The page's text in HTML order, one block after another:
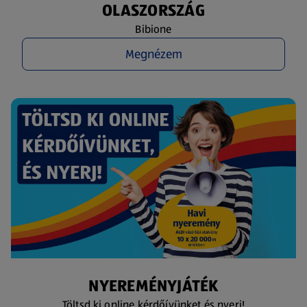
OLASZORSZÁG
Bibione
Megnézem
NYEREMÉNYJÁTÉK